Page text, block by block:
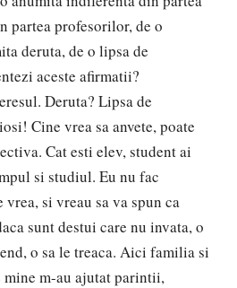
partea profesorilor, de o
deruta, de o lipsa de
aceste afirmatii?
Deruta? Lipsa de
Cine vrea sa anvete, poate
Cat esti elev, student ai
si studiul. Eu nu fac
si vreau sa va spun ca
sunt destui care nu invata, o
o sa le treaca. Aici familia si
m-au ajutat parintii,